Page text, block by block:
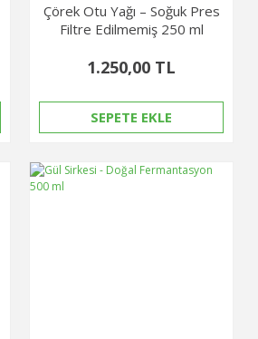
Çörek Otu Yağı – Soğuk Pres
Filtre Edilmemiş 250 ml
1.250,00 TL
SEPETE EKLE